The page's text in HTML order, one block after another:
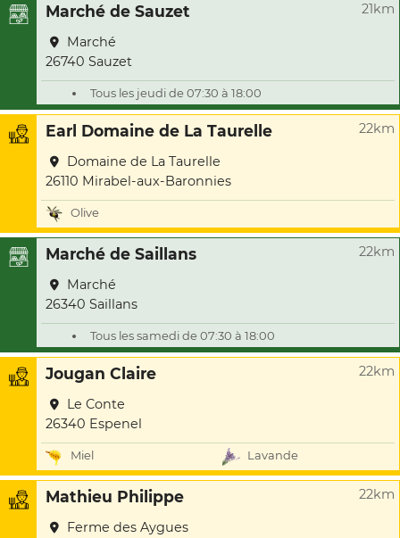
Marché de Sauzet 21km
Marché
26740 Sauzet
Tous les jeudi de 07:30 à 18:00
Earl Domaine de La Taurelle 22km
Domaine de La Taurelle
26110 Mirabel-aux-Baronnies
Olive
Marché de Saillans 22km
Marché
26340 Saillans
Tous les samedi de 07:30 à 18:00
Jougan Claire 22km
Le Conte
26340 Espenel
Miel Lavande
Mathieu Philippe 22km
Ferme des Aygues